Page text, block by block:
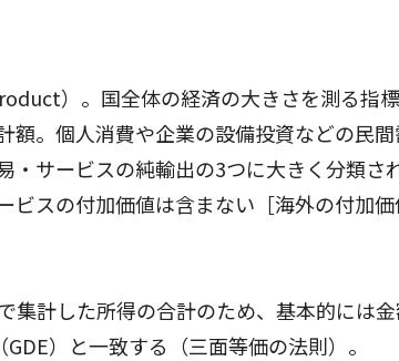
）。国全体の経済の大きさを測る指
額。個人消費や企業の設備投資などの民
サービスの純輸出の3つに大きく分類さ
ビスの付加価値は含まない［海外の付加
集計した所得の合計のため、基本的には
）と一致する（三面等価の法則）。